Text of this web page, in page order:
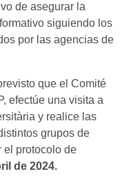
de asegurar la
siguiendo los
por las agencias de
que el Comité
efectúe una visita a
y realice las
grupos de
el protocolo de
de 2024.